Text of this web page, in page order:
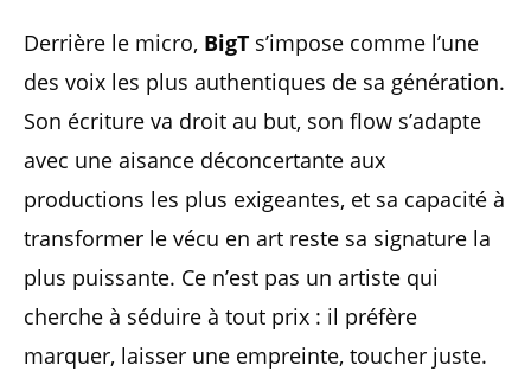
Derrière le micro, BigT s’impose comme l’une
des voix les plus authentiques de sa génération.
Son écriture va droit au but, son flow s’adapte
avec une aisance déconcertante aux
productions les plus exigeantes, et sa capacité à
transformer le vécu en art reste sa signature la
plus puissante. Ce n’est pas un artiste qui
cherche à séduire à tout prix : il préfère
marquer, laisser une empreinte, toucher juste.